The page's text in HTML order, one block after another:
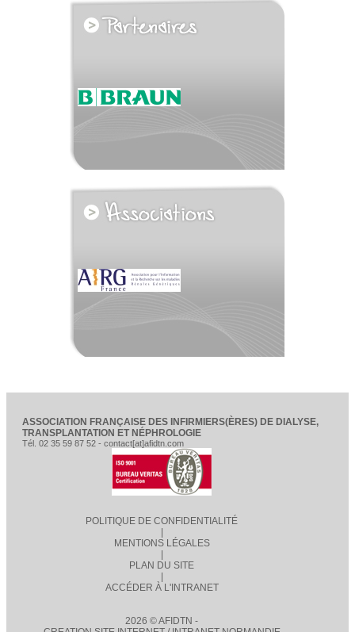
voir tous les partenaires
ASSOCIATION FRANÇAISE DES INFIRMIERS(ÈRES) DE DIALYSE,
TRANSPLANTATION ET NÉPHROLOGIE
Tél. 02 35 59 87 52 - contact[at]afidtn.com
POLITIQUE DE CONFIDENTIALITÉ
MENTIONS LÉGALES
PLAN DU SITE
ACCÉDER À L'INTRANET
2026 © AFIDTN -